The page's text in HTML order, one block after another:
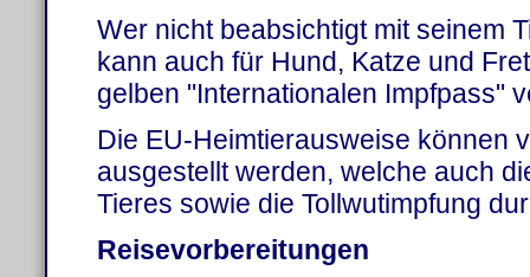
Wer nicht beabsichtigt mit seinem
kann auch für Hund, Katze und
gelben "Internationalen Impfpass"
Die EU-Heimtierausweise können
ausgestellt werden, welche auch
Tieres sowie die Tollwutimpfung
Reisevorbereitungen